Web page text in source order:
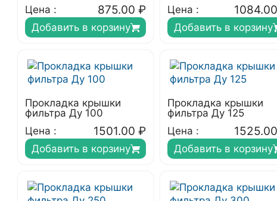
Цена :
875.00 ₽
Добавить в корзину
Цена :
1084.00
Добавить в корзину
Прокладка крышки
фильтра Ду 100
Цена :
1501.00 ₽
Добавить в корзину
Прокладка крышки
фильтра Ду 125
Цена :
1525.00
Добавить в корзину